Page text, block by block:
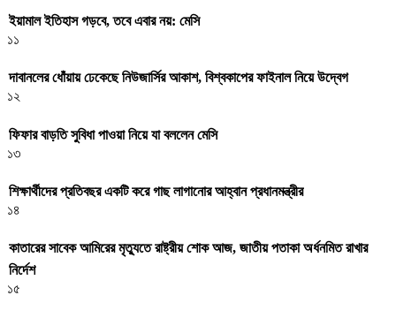
ইয়ামাল ইতিহাস গড়বে, তবে এবার নয়: মেসি
১১
দাবানলের ধোঁয়ায় ঢেকেছে নিউজার্সির আকাশ, বিশ্বকাপের ফাইনাল নিয়ে উদ্বেগ
১২
ফিফার বাড়তি সুবিধা পাওয়া নিয়ে যা বললেন মেসি
১৩
শিক্ষার্থীদের প্রতিবছর একটি করে গাছ লাগানোর আহ্বান প্রধানমন্ত্রীর
১৪
কাতারের সাবেক আমিরের মৃত্যুতে রাষ্ট্রীয় শোক আজ, জাতীয় পতাকা অর্ধনমিত রাখার
নির্দেশ
১৫